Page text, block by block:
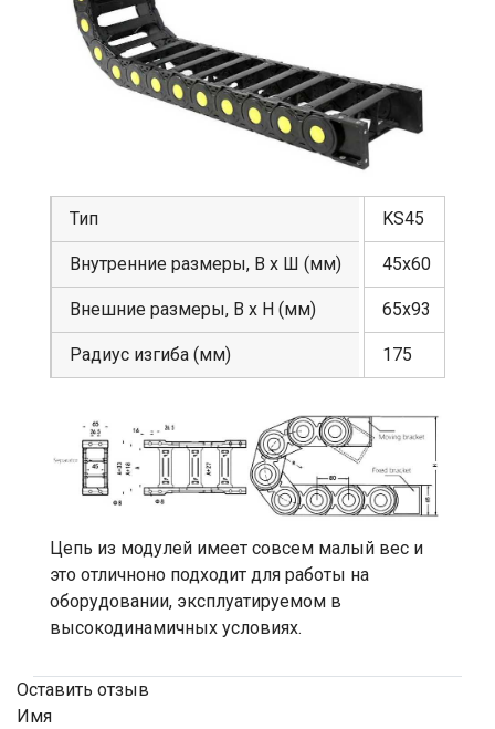
Тип
Внутренние размеры, В х Ш (мм)
Внешние размеры, В х Н (мм)
Радиус изгиба (мм)
KS45
45х60
65х93
175
Цепь из модулей имеет совсем малый вес и
это отличноно подходит для работы на
оборудовании, эксплуатируемом в
высокодинамичных условиях.
Оставить отзыв
Имя